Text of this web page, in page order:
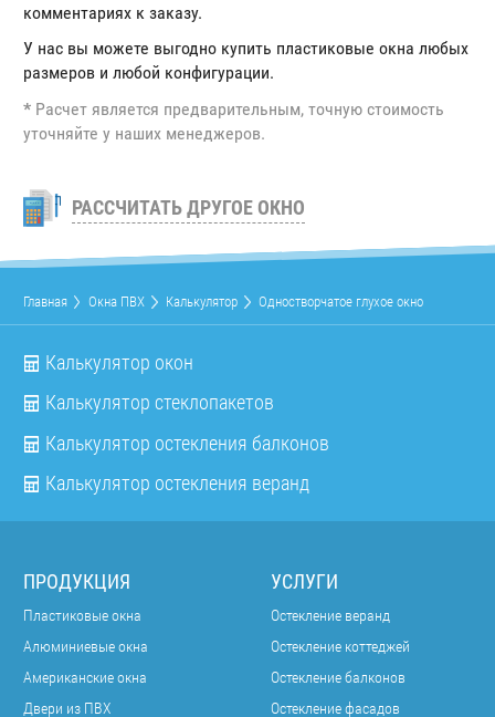
комментариях к заказу.
У нас вы можете выгодно купить пластиковые окна любых
размеров и любой конфигурации.
* Расчет является предварительным, точную стоимость
уточняйте у наших менеджеров.
РАССЧИТАТЬ ДРУГОЕ ОКНО
Главная Окна ПВХ Калькулятор Одностворчатое глухое окно
Калькулятор окон
Калькулятор стеклопакетов
Калькулятор остекления балконов
Калькулятор остекления веранд
ПРОДУКЦИЯ
Пластиковые окна
Алюминиевые окна
Американские окна
Двери из ПВХ
УСЛУГИ
Остекление веранд
Остекление коттеджей
Остекление балконов
Остекление фасадов